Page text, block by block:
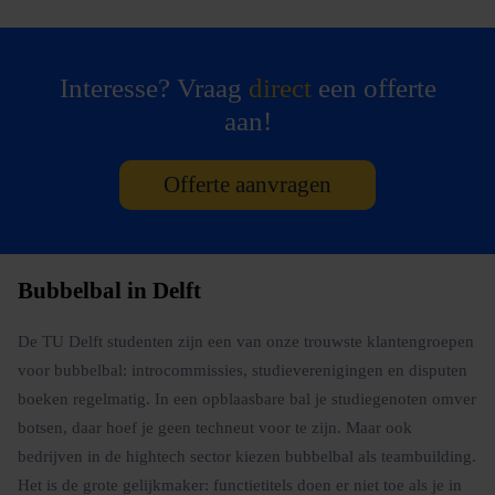
Interesse? Vraag directeen offerte
aan!
Offerte aanvragen
Bubbelbal in Delft
De TU Delft studenten zijn een van onze trouwste klantengroepen
voor bubbelbal: introcommissies, studieverenigingen en disputen
boeken regelmatig. In een opblaasbare bal je studiegenoten omver
botsen, daar hoef je geen techneut voor te zijn. Maar ook
bedrijven in de hightech sector kiezen bubbelbal als teambuilding.
Het is de grote gelijkmaker: functietitels doen er niet toe als je in